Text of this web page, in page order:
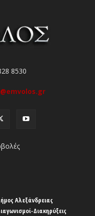
8530
Αλεξάνδρειας
Διακηρύξεις